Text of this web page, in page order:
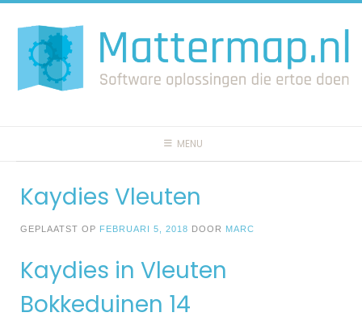
naar
inhoud
MENU
Kaydies Vleuten
GEPLAATST OP FEBRUARI 5, 2018 DOOR MARC
Kaydies in Vleuten
Bokkeduinen 14